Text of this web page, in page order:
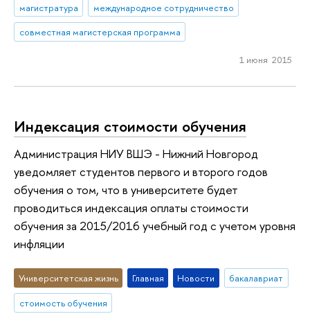
магистратура
международное сотрудничество
совместная магистерская программа
1 июня 2015
Индексация стоимости обучения
Администрация НИУ ВШЭ - Нижний Новгород
уведомляет студентов первого и второго годов
обучения о том, что в университете будет
проводиться индексация оплаты стоимости
обучения за 2015/2016 учебный год с учетом уровня
инфляции
Университетская жизнь Главная Новости
бакалавриат
стоимость обучения